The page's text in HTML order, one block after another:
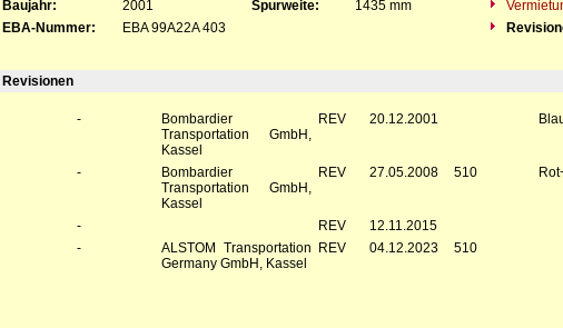
Baujahr:
2001 Spurweite: 1435 mm
EBA-Nummer:
EBA 99A22A 403
Revisionen
-
Bombardier
Transportation GmbH,
Kassel
REV 20.12.2001
-
Bombardier
Transportation GmbH,
Kassel
REV 27.05.2008 510
- REV
12.11.2015
-
ALSTOM Transportation
Germany GmbH, Kassel
REV 04.12.2023 510